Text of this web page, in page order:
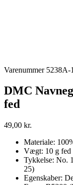
Varenummer 5238A-
DMC
fed
49,00 kr.
Materiale:
Vægt: 10 g fed
Tykkelse: No.
25)
Egenskaber: